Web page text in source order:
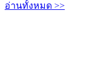
อ่านทั้งหมด >>